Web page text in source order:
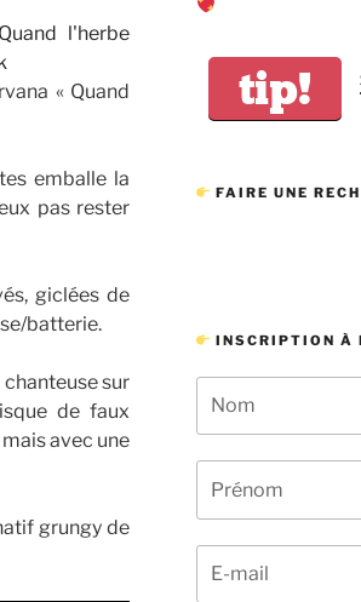
« Quand
emballe la
pas rester
giclées de
batterie.
sur
de faux
avec une
grungy de
tip!
FAIRE UNE
INSCRIPTION À